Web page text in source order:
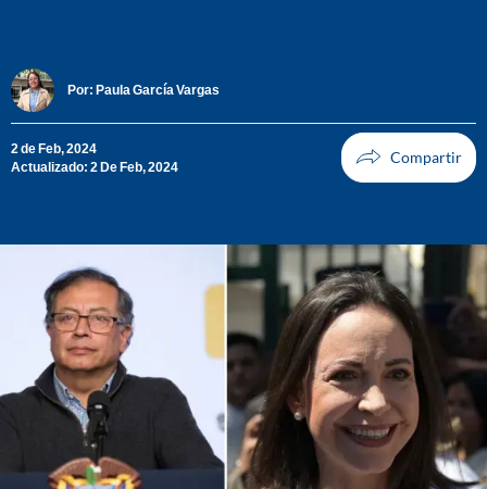
Por: Paula García Vargas
2 de Feb, 2024
Actualizado: 2 De Feb, 2024